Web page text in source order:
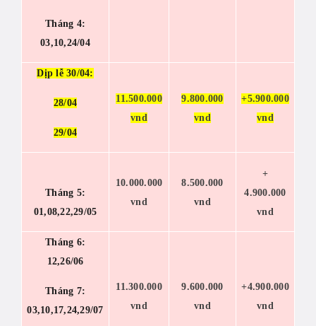
Tháng 4:
03,10,24/04
Dịp lễ 30/04:
28/04
29/04
11.500.000
vnd
9.800.000
vnd
+5.900.000
vnd
Tháng 5:
01,08,22,29/05
10.000.000
vnd
8.500.000
vnd
+
4.900.000
vnd
Tháng 6:
12,26/06
Tháng 7:
03,10,17,24,29/07
11.300.000
vnd
9.600.000
vnd
+4.900.000
vnd